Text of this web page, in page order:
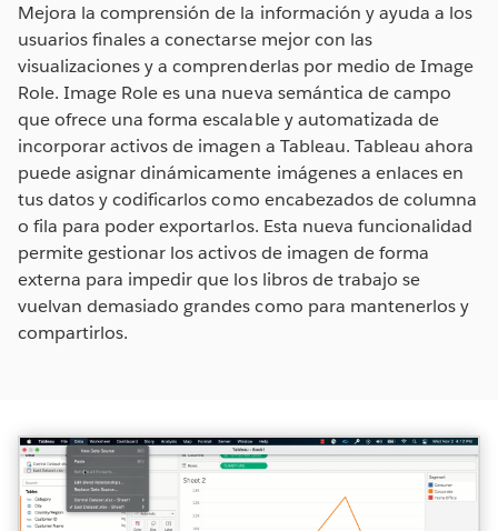
Mejora la comprensión de la información y ayuda a los
usuarios finales a conectarse mejor con las
visualizaciones y a comprenderlas por medio de Image
Role. Image Role es una nueva semántica de campo
que ofrece una forma escalable y automatizada de
incorporar activos de imagen a Tableau. Tableau ahora
puede asignar dinámicamente imágenes a enlaces en
tus datos y codificarlos como encabezados de columna
o fila para poder exportarlos. Esta nueva funcionalidad
permite gestionar los activos de imagen de forma
externa para impedir que los libros de trabajo se
vuelvan demasiado grandes como para mantenerlos y
compartirlos.